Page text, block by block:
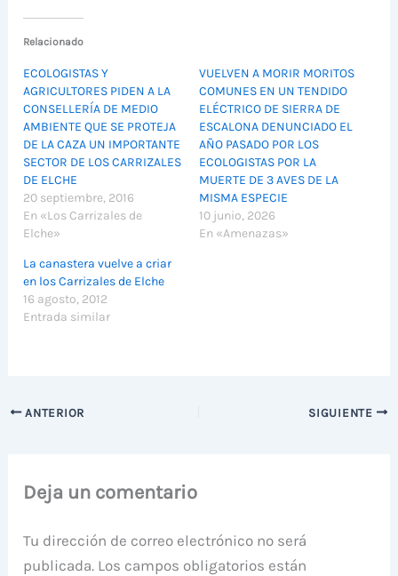
Relacionado
ECOLOGISTAS Y
AGRICULTORES PIDEN A LA
CONSELLERÍA DE MEDIO
AMBIENTE QUE SE PROTEJA
DE LA CAZA UN IMPORTANTE
SECTOR DE LOS CARRIZALES
DE ELCHE
20 septiembre, 2016
En «Los Carrizales de
Elche»
VUELVEN A MORIR MORITOS
COMUNES EN UN TENDIDO
ELÉCTRICO DE SIERRA DE
ESCALONA DENUNCIADO EL
AÑO PASADO POR LOS
ECOLOGISTAS POR LA
MUERTE DE 3 AVES DE LA
MISMA ESPECIE
10 junio, 2026
En «Amenazas»
La canastera vuelve a criar
en los Carrizales de Elche
16 agosto, 2012
Entrada similar
ANTERIOR SIGUIENTE
Deja un comentario
Tu dirección de correo electrónico no será
publicada. Los campos obligatorios están